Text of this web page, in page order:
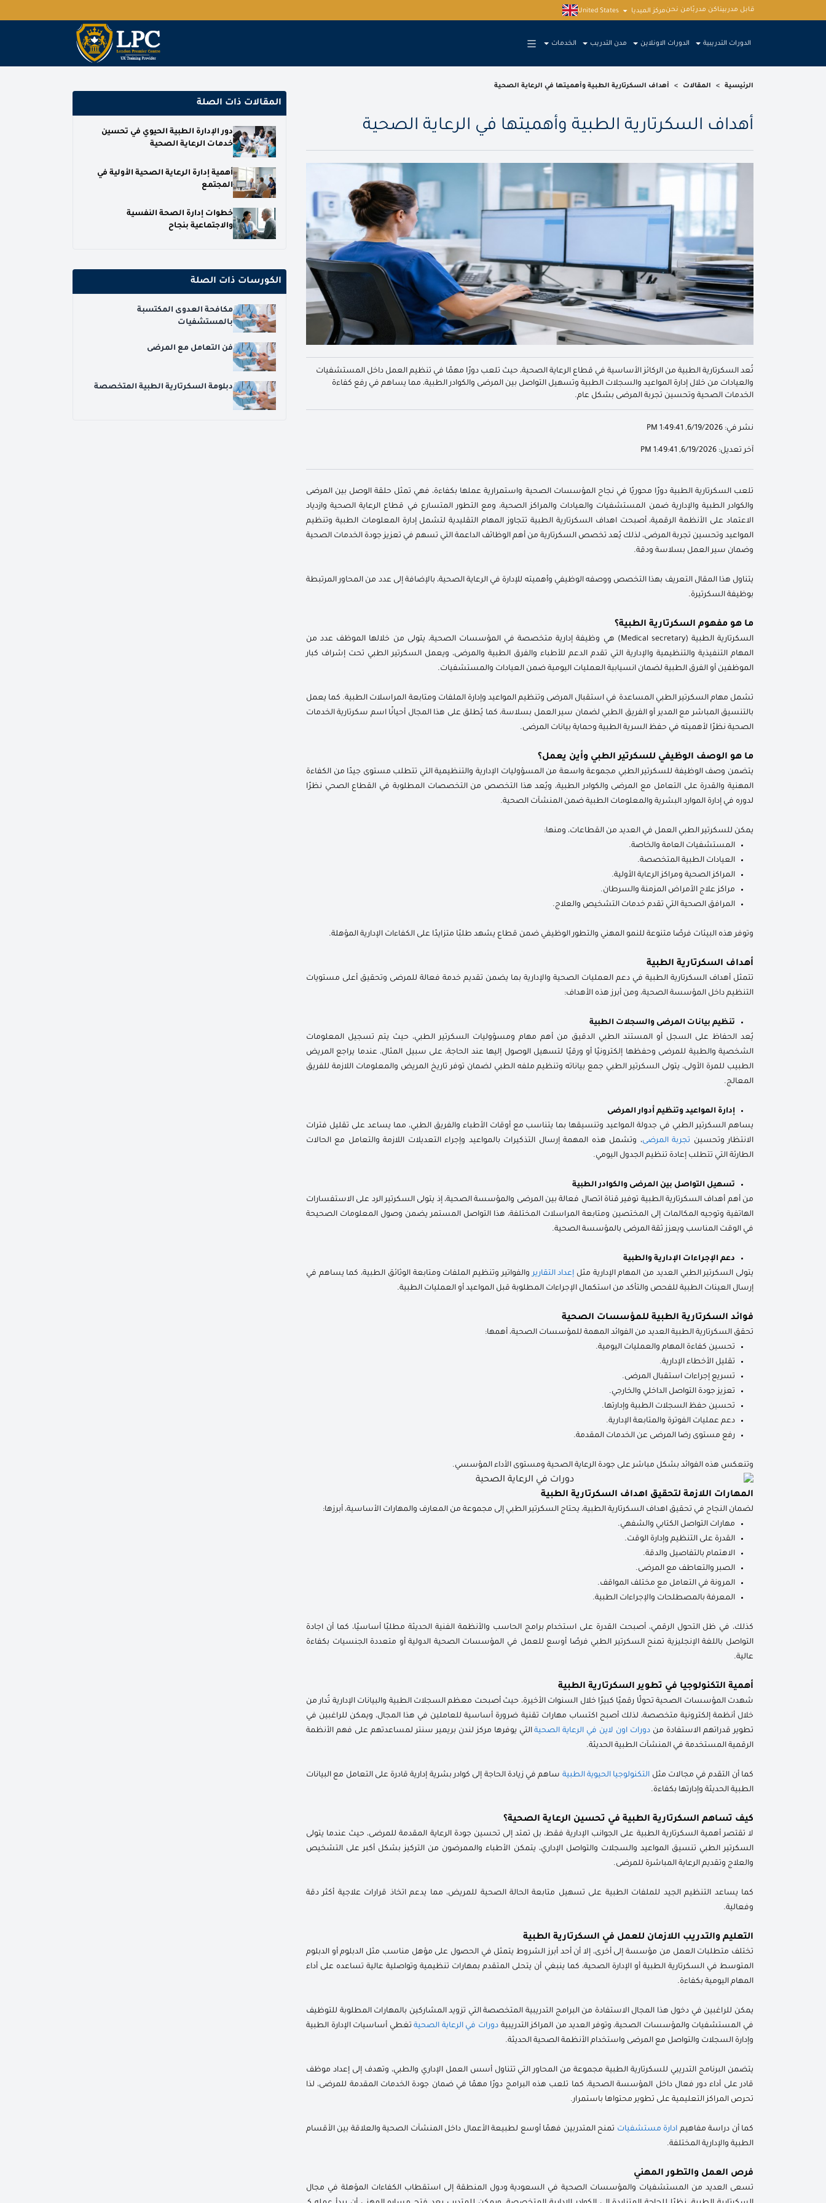
قابل مدربيناكن مدربًامن نحنمركز الميديا United States
الخدمات مدن التدريب الدورات الاونلاين الدورات التدريبية
الرئيسية > المقالات > أهداف السكرتارية الطبية وأهميتها في الرعاية الصحية
أهداف السكرتارية الطبية وأهميتها في الرعاية الصحية
تُعد السكرتارية الطبية من الركائز الأساسية في قطاع الرعاية الصحية، حيث تلعب دورًا مهمًا في تنظيم العمل داخل المستشفيات
والعيادات من خلال إدارة المواعيد والسجلات الطبية وتسهيل التواصل بين المرضى والكوادر الطبية، مما يساهم في رفع كفاءة
الخدمات الصحية وتحسين تجربة المرضى بشكل عام.
نشر في: 6/19/2026, 1:49:41 PM
آخر تعديل: 6/19/2026, 1:49:41 PM
تلعب السكرتارية الطبية دورًا محوريًا في نجاح المؤسسات الصحية واستمرارية عملها بكفاءة، فهي تمثل حلقة الوصل بين المرضى
والكوادر الطبية والإدارية ضمن المستشفيات والعيادات والمراكز الصحية، ومع التطور المتسارع في قطاع الرعاية الصحية وازدياد
الاعتماد على الأنظمة الرقمية، أصبحت اهداف السكرتارية الطبية تتجاوز المهام التقليدية لتشمل إدارة المعلومات الطبية وتنظيم
المواعيد وتحسين تجربة المرضى، لذلك يُعد تخصص السكرتارية من أهم الوظائف الداعمة التي تسهم في تعزيز جودة الخدمات الصحية
وضمان سير العمل بسلاسة ودقة.
يتناول هذا المقال التعريف بهذا التخصص ووصفه الوظيفي وأهميته للإدارة في الرعاية الصحية، بالإضافة إلى عدد من المحاور المرتبطة
بوظيفة السكرتيرة.
ما هو مفهوم السكرتارية الطبية؟
السكرتارية الطبية (Medical secretary) هي وظيفة إدارية متخصصة في المؤسسات الصحية، يتولى من خلالها الموظف عدد من
المهام التنفيذية والتنظيمية والإدارية التي تقدم الدعم للأطباء والفرق الطبية والمرضى، ويعمل السكرتير الطبي تحت إشراف كبار
الموظفين أو الفرق الطبية لضمان انسيابية العمليات اليومية ضمن العيادات والمستشفيات.
تشمل مهام السكرتير الطبي المساعدة في استقبال المرضى وتنظيم المواعيد وإدارة الملفات ومتابعة المراسلات الطبية. كما يعمل
بالتنسيق المباشر مع المدير أو الفريق الطبي لضمان سير العمل بسلاسة، كما يُطلق على هذا المجال أحيانًا اسم سكرتارية الخدمات
الصحية نظرًا لأهميته في حفظ السرية الطبية وحماية بيانات المرضى.
ما هو الوصف الوظيفي للسكرتير الطبي وأين يعمل؟
يتضمن وصف الوظيفة للسكرتير الطبي مجموعة واسعة من المسؤوليات الإدارية والتنظيمية التي تتطلب مستوى جيدًا من الكفاءة
المهنية والقدرة على التعامل مع المرضى والكوادر الطبية، ويُعد هذا التخصص من التخصصات المطلوبة في القطاع الصحي نظرًا
لدوره في إدارة الموارد البشرية والمعلومات الطبية ضمن المنشآت الصحية.
يمكن للسكرتير الطبي العمل في العديد من القطاعات، ومنها:
المستشفيات العامة والخاصة.
العيادات الطبية المتخصصة.
المراكز الصحية ومراكز الرعاية الأولية.
مراكز علاج الأمراض المزمنة والسرطان.
المرافق الصحية التي تقدم خدمات التشخيص والعلاج.
وتوفر هذه البيئات فرصًا متنوعة للنمو المهني والتطور الوظيفي ضمن قطاع يشهد طلبًا متزايدًا على الكفاءات الإدارية المؤهلة.
أهداف السكرتارية الطبية
تتمثل أهداف السكرتارية الطبية في دعم العمليات الصحية والإدارية بما يضمن تقديم خدمة فعالة للمرضى وتحقيق أعلى مستويات
التنظيم داخل المؤسسة الصحية، ومن أبرز هذه الأهداف:
تنظيم بيانات المرضى والسجلات الطبية
يُعد الحفاظ على السجل أو المستند الطبي الدقيق من أهم مهام ومسؤوليات السكرتير الطبي، حيث يتم تسجيل المعلومات
الشخصية والطبية للمرضى وحفظها إلكترونيًا أو ورقيًا لتسهيل الوصول إليها عند الحاجة، على سبيل المثال، عندما يراجع المريض
الطبيب للمرة الأولى، يتولى السكرتير الطبي جمع بياناته وتنظيم ملفه الطبي لضمان توفر تاريخ المريض والمعلومات اللازمة للفريق
المعالج.
إدارة المواعيد وتنظيم أدوار المرضى
يساهم السكرتير الطبي في جدولة المواعيد وتنسيقها بما يتناسب مع أوقات الأطباء والفريق الطبي، مما يساعد على تقليل فترات
الانتظار وتحسين تجربة المرضى، وتشمل هذه المهمة إرسال التذكيرات بالمواعيد وإجراء التعديلات اللازمة والتعامل مع الحالات
الطارئة التي تتطلب إعادة تنظيم الجدول اليومي.
تسهيل التواصل بين المرضى والكوادر الطبية
من أهم أهداف السكرتارية الطبية توفير قناة اتصال فعالة بين المرضى والمؤسسة الصحية، إذ يتولى السكرتير الرد على الاستفسارات
الهاتفية وتوجيه المكالمات إلى المختصين ومتابعة المراسلات المختلفة، هذا التواصل المستمر يضمن وصول المعلومات الصحيحة
في الوقت المناسب ويعزز ثقة المرضى بالمؤسسة الصحية.
دعم الإجراءات الإدارية والطبية
يتولى السكرتير الطبي العديد من المهام الإدارية مثل إعداد التقارير والفواتير وتنظيم الملفات ومتابعة الوثائق الطبية، كما يساهم في
إرسال العينات الطبية للفحص والتأكد من استكمال الإجراءات المطلوبة قبل المواعيد أو العمليات الطبية.
فوائد السكرتارية الطبية للمؤسسات الصحية
تحقق السكرتارية الطبية العديد من الفوائد المهمة للمؤسسات الصحية، أهمها:
تحسين كفاءة المهام والعمليات اليومية.
تقليل الأخطاء الإدارية.
تسريع إجراءات استقبال المرضى.
تعزيز جودة التواصل الداخلي والخارجي.
تحسين حفظ السجلات الطبية وإدارتها.
دعم عمليات الفوترة والمتابعة الإدارية.
رفع مستوى رضا المرضى عن الخدمات المقدمة.
وتنعكس هذه الفوائد بشكل مباشر على جودة الرعاية الصحية ومستوى الأداء المؤسسي.
المهارات اللازمة لتحقيق اهداف السكرتارية الطبية
لضمان النجاح في تحقيق اهداف السكرتارية الطبية، يحتاج السكرتير الطبي إلى مجموعة من المعارف والمهارات الأساسية، أبرزها:
مهارات التواصل الكتابي والشفهي.
القدرة على التنظيم وإدارة الوقت.
الاهتمام بالتفاصيل والدقة.
الصبر والتعاطف مع المرضى.
المرونة في التعامل مع مختلف المواقف.
المعرفة بالمصطلحات والإجراءات الطبية.
كذلك، في ظل التحول الرقمي، أصبحت القدرة على استخدام برامج الحاسب والأنظمة الفنية الحديثة مطلبًا أساسيًا، كما أن اجادة
التواصل باللغة الإنجليزية تمنح السكرتير الطبي فرصًا أوسع للعمل في المؤسسات الصحية الدولية أو متعددة الجنسيات بكفاءة
عالية.
أهمية التكنولوجيا في تطوير السكرتارية الطبية
شهدت المؤسسات الصحية تحولًا رقميًا كبيرًا خلال السنوات الأخيرة، حيث أصبحت معظم السجلات الطبية والبيانات الإدارية تُدار من
خلال أنظمة إلكترونية متخصصة، لذلك أصبح اكتساب مهارات تقنية ضرورة أساسية للعاملين في هذا المجال، ويمكن للراغبين في
تطوير قدراتهم الاستفادة من دورات اون لاين في الرعاية الصحيةالتي يوفرها مركز لندن بريمير سنتر لمساعدتهم على فهم الأنظمة
الرقمية المستخدمة في المنشآت الطبية الحديثة.
كما أن التقدم في مجالات مثل التكنولوجيا الحيوية الطبية ساهم في زيادة الحاجة إلى كوادر بشرية إدارية قادرة على التعامل مع البيانات
الطبية الحديثة وإدارتها بكفاءة.
كيف تساهم السكرتارية الطبية في تحسين الرعاية الصحية؟
لا تقتصر أهمية السكرتارية الطبية على الجوانب الإدارية فقط، بل تمتد إلى تحسين جودة الرعاية المقدمة للمرضى، حيث عندما يتولى
السكرتير الطبي تنسيق المواعيد والسجلات والتواصل الإداري، يتمكن الأطباء والممرضون من التركيز بشكل أكبر على التشخيص
والعلاج وتقديم الرعاية المباشرة للمرضى.
كما يساعد التنظيم الجيد للملفات الطبية على تسهيل متابعة الحالة الصحية للمريض، مما يدعم اتخاذ قرارات علاجية أكثر دقة
وفعالية.
التعليم والتدريب اللازمان للعمل في السكرتارية الطبية
تختلف متطلبات العمل من مؤسسة إلى أخرى، إلا أن أحد أبرز الشروط يتمثل في الحصول على مؤهل مناسب مثل الدبلوم أو الدبلوم
المتوسط في السكرتارية الطبية أو الإدارة الصحية، كما ينبغي أن يتحلى المتقدم بمهارات تنظيمية وتواصلية عالية تساعده على أداء
المهام اليومية بكفاءة.
يمكن للراغبين في دخول هذا المجال الاستفادة من البرامج التدريبية المتخصصة التي تزويد المشاركين بالمهارات المطلوبة للتوظيف
في المستشفيات والمؤسسات الصحية، وتوفر العديد من المراكز التدريبيةدورات في الرعاية الصحيةتغطي أساسيات الإدارة الطبية
وإدارة السجلات والتواصل مع المرضى واستخدام الأنظمة الصحية الحديثة.
يتضمن البرنامج التدريبي للسكرتارية الطبية مجموعة من المحاور التي تتناول أسس العمل الإداري والطبي، وتهدف إلى إعداد موظف
قادر على أداء دور فعال داخل المؤسسة الصحية، كما تلعب هذه البرامج دورًا مهمًا في ضمان جودة الخدمات المقدمة للمرضى،لذا
تحرص المراكز التعليمية على تطوير محتواها باستمرار.
كما أن دراسة مفاهيم ادارة مستشفيات تمنح المتدربين فهمًا أوسع لطبيعة الأعمال داخل المنشآت الصحية والعلاقة بين الأقسام
الطبية والإدارية المختلفة.
فرص العمل والتطور المهني
تسعى العديد من المستشفيات والمؤسسات الصحية في السعودية ودول المنطقة إلى استقطاب الكفاءات المؤهلة في مجال
المقالات ذات الصلة
دور الإدارة الطبية الحيوي في تحسين
خدمات الرعاية الصحية
أهمية إدارة الرعاية الصحية الأولية في
المجتمع
خطوات إدارة الصحة النفسية
والاجتماعية بنجاح
الكورسات ذات الصلة
مكافحة العدوى المكتسبة
بالمستشفيات
فن التعامل مع المرضى
دبلومة السكرتارية الطبية المتخصصة